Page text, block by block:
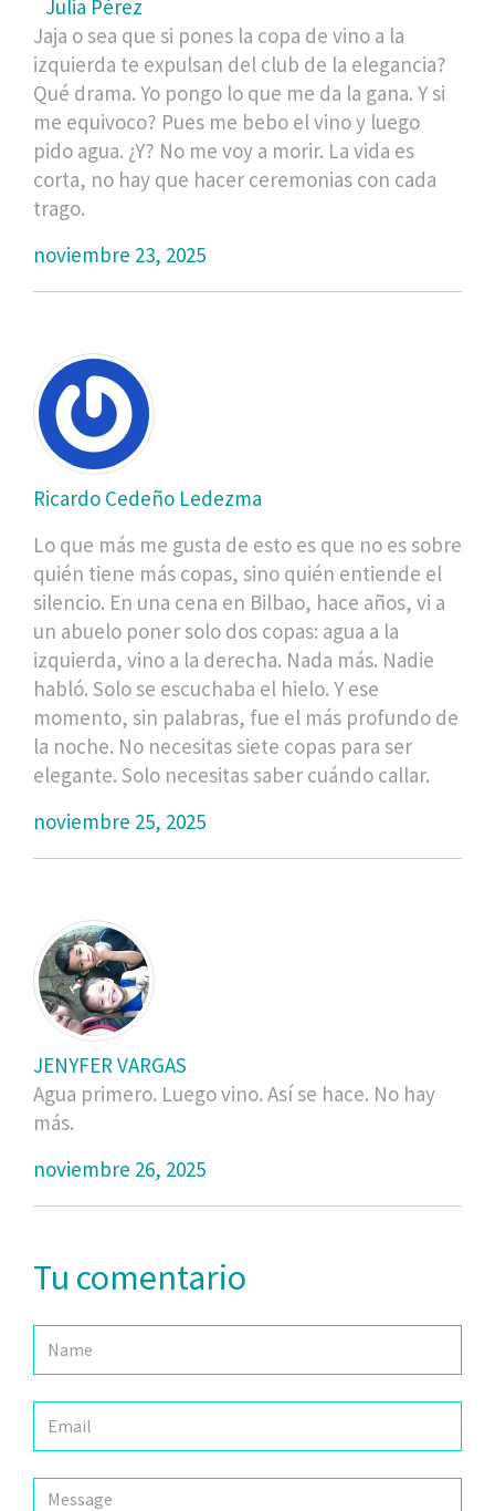
Julia Pérez
Jaja o sea que si pones la copa de vino a la
izquierda te expulsan del club de la elegancia?
Qué drama. Yo pongo lo que me da la gana. Y si
me equivoco? Pues me bebo el vino y luego
pido agua. ¿Y? No me voy a morir. La vida es
corta, no hay que hacer ceremonias con cada
trago.
noviembre 23, 2025
Ricardo Cedeño Ledezma
Lo que más me gusta de esto es que no es sobre
quién tiene más copas, sino quién entiende el
silencio. En una cena en Bilbao, hace años, vi a
un abuelo poner solo dos copas: agua a la
izquierda, vino a la derecha. Nada más. Nadie
habló. Solo se escuchaba el hielo. Y ese
momento, sin palabras, fue el más profundo de
la noche. No necesitas siete copas para ser
elegante. Solo necesitas saber cuándo callar.
noviembre 25, 2025
JENYFER VARGAS
Agua primero. Luego vino. Así se hace. No hay
más.
noviembre 26, 2025
Tu comentario